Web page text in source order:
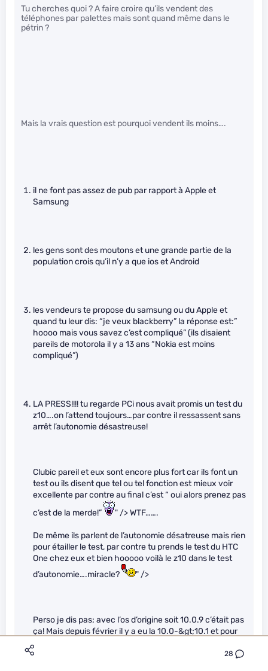
28
Tu cherches quoi ? A faire croire qu’ils vendent des
téléphones par palettes mais sont quand même dans le
pétrin ?
Mais la vrais question est pourquoi vendent ils moins….
il ne font pas assez de pub par rapport à Apple et
Samsung
les gens sont des moutons et une grande partie de la
population crois qu’il n’y a que ios et Android
les vendeurs te propose du samsung ou du Apple et
quand tu leur dis: “je veux blackberry” la réponse est:”
hoooo mais vous savez c’est compliqué” (ils disaient
pareils de motorola il y a 13 ans “Nokia est moins
compliqué”)
LA PRESS!!!! tu regarde PCi nous avait promis un test du
z10….on l’attend toujours…par contre il ressassent sans
arrêt l’autonomie désastreuse!
Clubic pareil et eux sont encore plus fort car ils font un
test ou ils disent que tel ou tel fonction est mieux voir
excellente par contre au final c’est “ oui alors prenez pas
c’est de la merde!”
" /> WTF…….
De même ils parlent de l’autonomie désatreuse mais rien
pour étailler le test, par contre tu prends le test du HTC
One chez eux et bien hooooo voilà le z10 dans le test
d’autonomie….miracle?
" />
Perso je dis pas; avec l’os d’origine soit 10.0.9 c’était pas
ça! Mais depuis février il y a eu la 10.0-&gt;10.1 et pour
septembre, (mais déjà en béta) la 10.2 et je peux te dire
qu’entre la 10.0.9 et la 10.2 l’autonomie à fait un sacré